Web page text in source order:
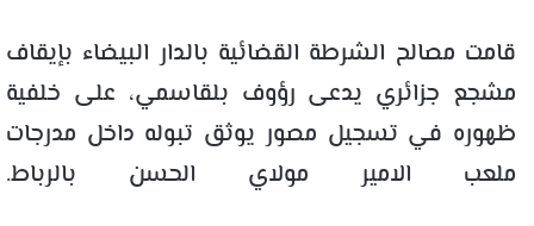
قامت مصالح الشرطة القضائية بالدار البيضاء بإيقاف
مشجع جزائري يدعى رؤوف بلقاسمي، على خلفية
ظهوره في تسجيل مصور يوثق تبوله داخل مدرجات
ملعب الامير مولاي الحسن بالرباط.